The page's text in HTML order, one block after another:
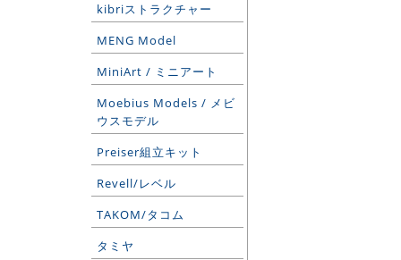
kibriストラクチャー
MENG Model
MiniArt / ミニアート
Moebius Models / メビ
ウスモデル
Preiser組立キット
Revell/レベル
TAKOM/タコム
タミヤ